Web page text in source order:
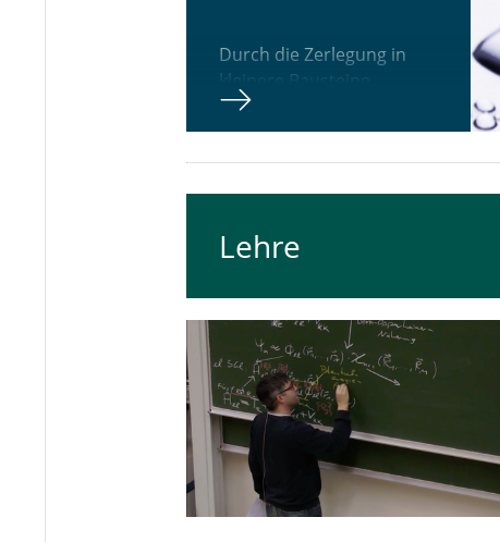
Durch die Zerlegung in
kleinere Bausteine
ermöglichen wir
Berechnungen für sehr
große Moleküle.
Lehre